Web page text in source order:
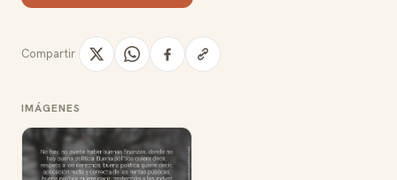
Compartir
IMÁGENES